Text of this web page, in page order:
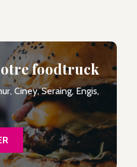
foodtruck
Ciney, Seraing, Engis,